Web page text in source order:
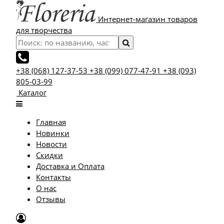
Интернет-магазин товаров
для творчества
+38 (068) 127-37-53 +38 (099) 077-47-91 +38 (093)
805-03-99
Каталог
Главная
Новинки
Новости
Скидки
Доставка и Оплата
Контакты
О нас
Отзывы